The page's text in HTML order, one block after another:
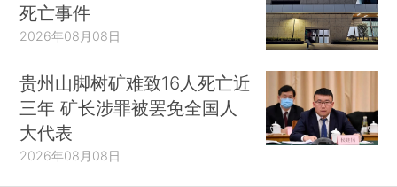
死亡事件
2026年08月08日
贵州山脚树矿难致16人死亡近
三年 矿长涉罪被罢免全国人
大代表
2026年08月08日